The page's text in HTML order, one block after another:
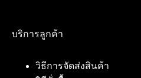
บริการลูกค้า
วิธีการจัดส่งสินค้า